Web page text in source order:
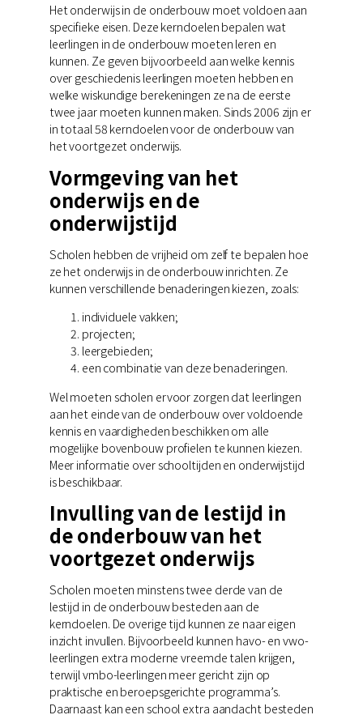
Het onderwijs in de onderbouw moet voldoen aan
specifieke eisen. Deze kerndoelen bepalen wat
leerlingen in de onderbouw moeten leren en
kunnen. Ze geven bijvoorbeeld aan welke kennis
over geschiedenis leerlingen moeten hebben en
welke wiskundige berekeningen ze na de eerste
twee jaar moeten kunnen maken. Sinds 2006 zijn er
in totaal 58 kerndoelen voor de onderbouw van
het voortgezet onderwijs.
Vormgeving van het
onderwijs en de
onderwijstijd
Scholen hebben de vrijheid om zelf te bepalen hoe
ze het onderwijs in de onderbouw inrichten. Ze
kunnen verschillende benaderingen kiezen, zoals:
individuele vakken;
projecten;
leergebieden;
een combinatie van deze benaderingen.
Wel moeten scholen ervoor zorgen dat leerlingen
aan het einde van de onderbouw over voldoende
kennis en vaardigheden beschikken om alle
mogelijke bovenbouw profielen te kunnen kiezen.
Meer informatie over schooltijden en onderwijstijd
is beschikbaar.
Invulling van de lestijd in
de onderbouw van het
voortgezet onderwijs
Scholen moeten minstens twee derde van de
lestijd in de onderbouw besteden aan de
kerndoelen. De overige tijd kunnen ze naar eigen
inzicht invullen. Bijvoorbeeld kunnen havo- en vwo-
leerlingen extra moderne vreemde talen krijgen,
terwijl vmbo-leerlingen meer gericht zijn op
praktische en beroepsgerichte programma’s.
Daarnaast kan een school extra aandacht besteden